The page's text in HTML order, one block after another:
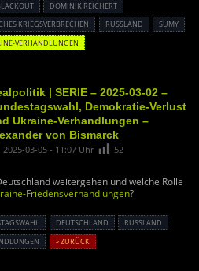
DOMINIK REICHERT
KRIEGSVERBRECHEN RUSSLAND
SUMY
VERHANDLUNGEN
| SERIE – 2025-03-02 –
Demokratie-Verlust
Ukraine-Verhandlungen –
von Bismarck
2025-03-05 - 11:07 Uhr 52
weitergehen und welche Rolle
Friedensverhandlungen?
DEUTSCHLAND
RUSSLAND
« ZURÜCK